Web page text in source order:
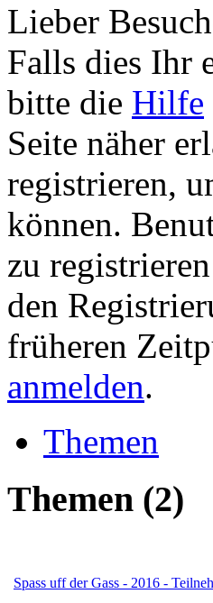
Lieber
Falls dies Ihr
bitte die Hilfe
Seite näher
registrieren,
können.
zu
den
früheren
anmelden.
Themen
Themen (2)
Spass uff der Gass - 2016 -